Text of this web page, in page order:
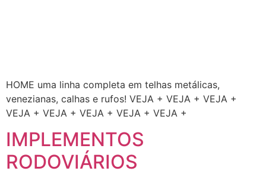
HOME uma linha completa em telhas metálicas,
venezianas, calhas e rufos! VEJA + VEJA + VEJA +
VEJA + VEJA + VEJA + VEJA + VEJA +
IMPLEMENTOS
RODOVIÁRIOS